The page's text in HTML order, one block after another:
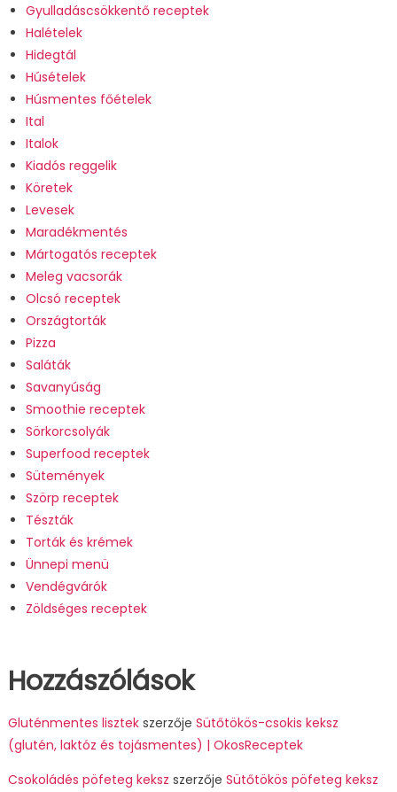
Gyulladáscsökkentő receptek
Halételek
Hidegtál
Húsételek
Húsmentes főételek
Ital
Italok
Kiadós reggelik
Köretek
Levesek
Maradékmentés
Mártogatós receptek
Meleg vacsorák
Olcsó receptek
Országtorták
Pizza
Saláták
Savanyúság
Smoothie receptek
Sörkorcsolyák
Superfood receptek
Sütemények
Szörp receptek
Tészták
Torták és krémek
Ünnepi menü
Vendégvárók
Zöldséges receptek
Hozzászólások
Gluténmentes lisztekszerzője Sütőtökös-csokis keksz
(glutén, laktóz és tojásmentes) | OkosReceptek
Csokoládés pöfeteg keksz szerzője Sütőtökös pöfeteg keksz